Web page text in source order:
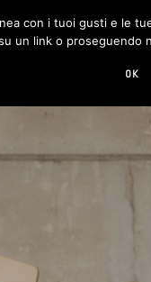
DESIGN LIVING
con i tuoi gusti e le
un link o proseguendo
OK